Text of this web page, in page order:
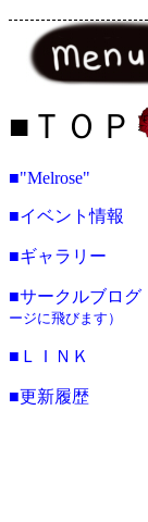
■ＴＯＰ
■"Melrose"
■イベント情報
■ギャラリー
■サークルブログ
ージに飛びます）
■ＬＩＮＫ
■更新履歴